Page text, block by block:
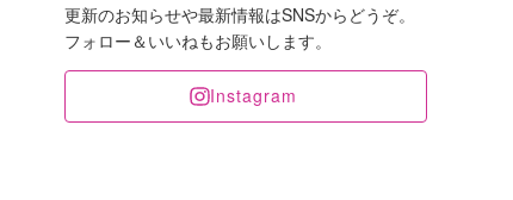
更新のお知らせや最新情報はSNSからどうぞ。
フォロー＆いいねもお願いします。
Instagram